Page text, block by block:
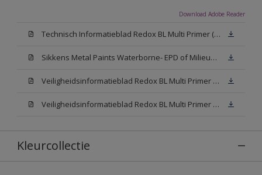
Download Adobe Reader
Technisch Informatieblad Redox BL Multi Primer (PDF)
Sikkens Metal Paints Waterborne- EPD of Milieuproductverklaring
Veiligheidsinformatieblad Redox BL Multi Primer W05 (MSDS)
Veiligheidsinformatieblad Redox BL Multi Primer N00 (MSDS)
Kleurcollectie